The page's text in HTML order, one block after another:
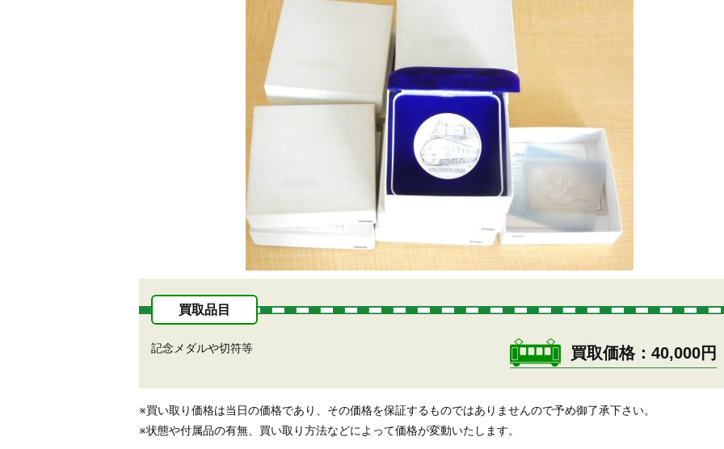
買取品目
記念メダルや切符等 買取価格 40,000円
※買い取り価格は当日の価格であり、その価格を保証するものではありませんので予め御了承下さい。
※状態や付属品の有無、買い取り方法などによって価格が変動いたします。